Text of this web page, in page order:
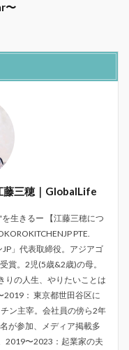
〜
藤三穂｜GlobalLife
生きるー 【江藤三穂につ
PTE.
」代表取締役。アジアゴ
賞。2児(5歳&2歳)の母。
りの人生、やりたいことは
： 東京都世田谷区に
ン主宰。会社員の傍ら2年
が参加、メディア掲載多
2019〜2023：起業家の夫